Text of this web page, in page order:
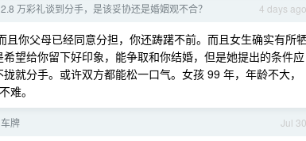
4 days ago
万彩礼谈到分手，是该妥协还是婚姻观不合？
你父母已经同意分担，你还踌躇不前。而且女生确实有所
望给你留下好印象，能争取和你结婚，但是她提出的条件应
就分手。或许双方都能松一口气。女孩 99 年，年龄不大，
难。
Jul 30
牌